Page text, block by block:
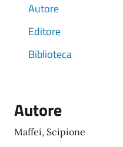
Autore
Editore
Biblioteca
Autore
Maffei, Scipione